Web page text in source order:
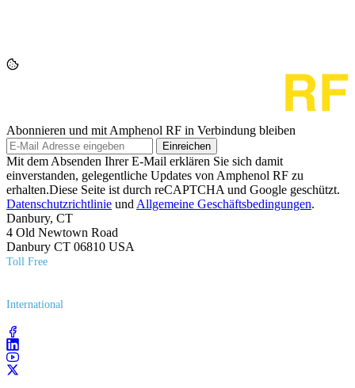
Abonnieren und mit Amphenol RF in Verbindung bleiben
Einreichen
Mit dem Absenden Ihrer E-Mail erklären Sie sich damit
einverstanden, gelegentliche Updates von Amphenol RF zu
erhalten.Diese Seite ist durch reCAPTCHA und Google geschützt.
Datenschutzrichtlinie und Allgemeine Geschäftsbedingungen.
Danbury, CT
4 Old Newtown Road
Danbury CT 06810 USA
Toll Free
International